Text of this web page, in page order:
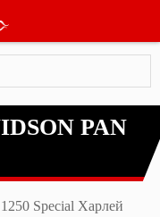
PAN